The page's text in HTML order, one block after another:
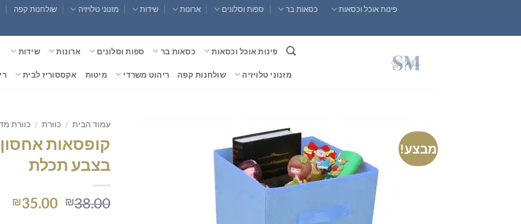
content
פינות אוכל וכסאות כסאות בר ספות וסלונים ארונות שידות מזנוני טלויזיה שולחנות קפה
פינות אוכל וכסאות כסאות בר ספות וסלונים ארונות שידות
מזנוני טלויזיה שולחנות קפה ריהוט משרדי מיטות אקססוריז לבית
מבצע!
עמוד הבית / כוורת / כוורת
קופסאות
בצבע תכלת
₪38.00
המחיר₪35.00